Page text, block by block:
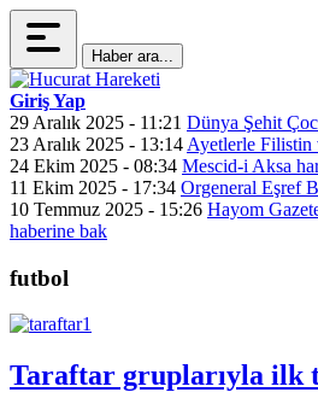
Haber ara...
Giriş Yap
29 Aralık 2025 - 11:21 Dünya Şehit
23 Aralık 2025 - 13:14 Ayetlerle Filistin
24 Ekim 2025 - 08:34 Mescid-i Aksa
11 Ekim 2025 - 17:34 Orgeneral Eşref
10 Temmuz 2025 - 15:26 Hayom
haberine bak
futbol
Taraftar gruplarıyla ilk